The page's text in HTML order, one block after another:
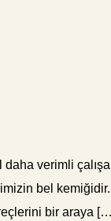
verimli
bel
bir araya